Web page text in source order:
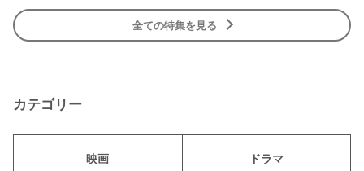
全ての特集を見る
カテゴリー
映画 ドラマ